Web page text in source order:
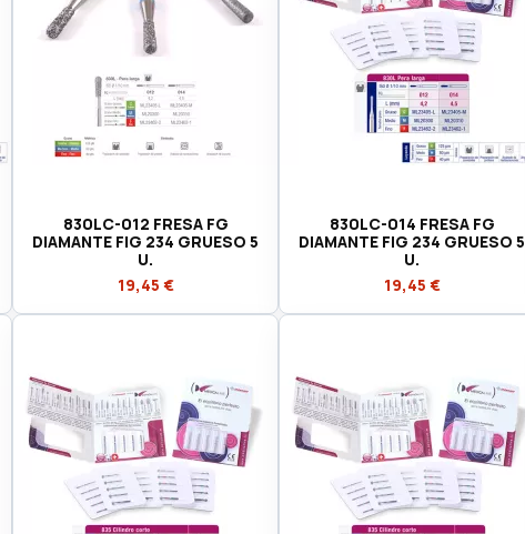
830LC-012 FRESA FG
DIAMANTE FIG 234 GRUESO 5
U.
19,45 €
830LC-014 FRESA FG
DIAMANTE FIG 234 GRUESO 5
U.
19,45 €